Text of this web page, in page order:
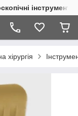
інструменти
хірургія